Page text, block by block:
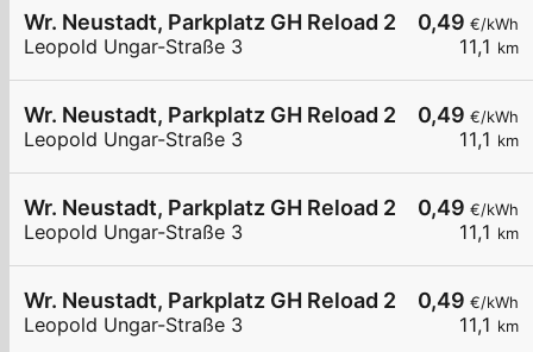
0,49 €/kWh
11,1 km
Wr. Neustadt, Parkplatz GH Reload 24
Leopold Ungar-Straße 3
0,49 €/kWh
11,1 km
Wr. Neustadt, Parkplatz GH Reload 24
Leopold Ungar-Straße 3
0,49 €/kWh
11,1 km
Wr. Neustadt, Parkplatz GH Reload 24
Leopold Ungar-Straße 3
0,49 €/kWh
11,1 km
Wr. Neustadt, Parkplatz GH Reload 24
Leopold Ungar-Straße 3